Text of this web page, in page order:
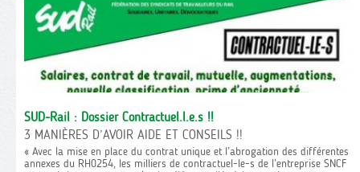
SUD-Rail : Dossier Contractuel.l.e.s !!
3 MANIÈRES D’AVOIR AIDE ET CONSEILS !!
« Avec la mise en place du contrat unique et l’abrogation des différentes
annexes du RH0254, les milliers de contractuel-le-s de l’entreprise SNCF